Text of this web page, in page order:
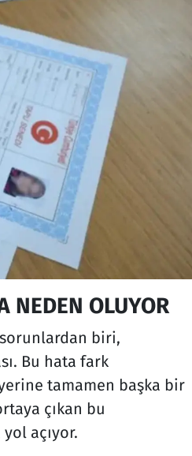
NEDEN OLUYOR
biri,
Bu hata fark
tamamen başka bir
çıkan bu
açıyor.